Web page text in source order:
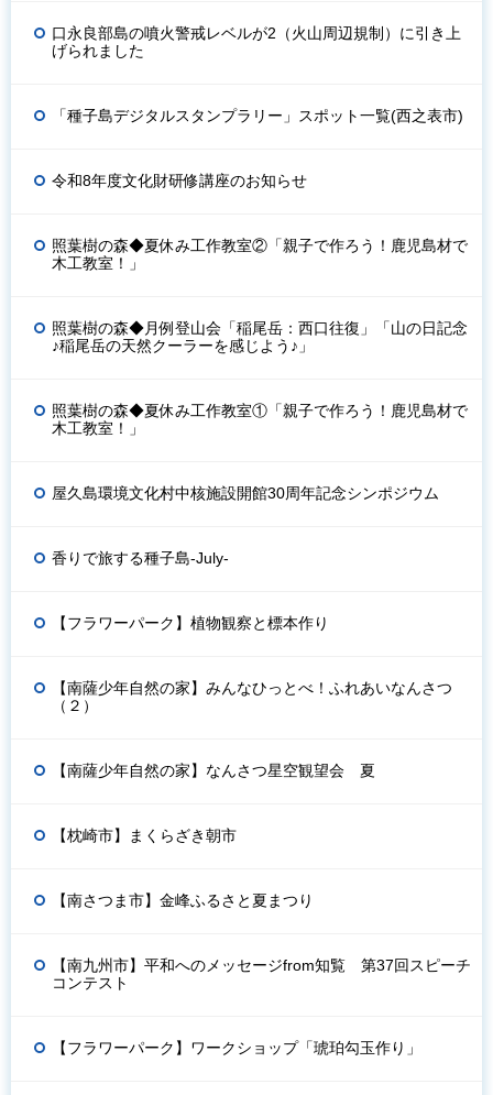
口永良部島の噴火警戒レベルが2（火山周辺規制）に引き上
げられました
「種子島デジタルスタンプラリー」スポット一覧(西之表市)
令和8年度文化財研修講座のお知らせ
照葉樹の森◆夏休み工作教室②「親子で作ろう！鹿児島材で
木工教室！」
照葉樹の森◆月例登山会「稲尾岳：西口往復」「山の日記念
♪稲尾岳の天然クーラーを感じよう♪」
照葉樹の森◆夏休み工作教室①「親子で作ろう！鹿児島材で
木工教室！」
屋久島環境文化村中核施設開館30周年記念シンポジウム
香りで旅する種子島-July-
【フラワーパーク】植物観察と標本作り
【南薩少年自然の家】みんなひっとべ！ふれあいなんさつ
（２）
【南薩少年自然の家】なんさつ星空観望会 夏
【枕崎市】まくらざき朝市
【南さつま市】金峰ふるさと夏まつり
【南九州市】平和へのメッセージfrom知覧 第37回スピーチ
コンテスト
【フラワーパーク】ワークショップ「琥珀勾玉作り」